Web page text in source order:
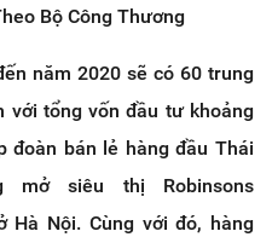
Bộ Công Thương
năm 2020 sẽ có 60 trung
với tổng vốn đầu tư khoảng
đoàn bán lẻ hàng đầu Thái
mở siêu thị Robinsons
Hà Nội. Cùng với đó, hàng